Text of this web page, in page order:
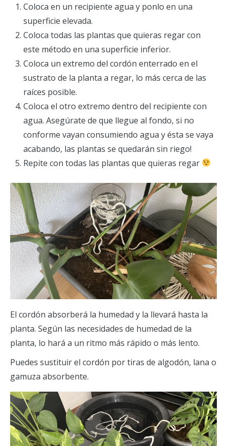
Coloca en un recipiente agua y ponlo en una
superficie elevada.
Coloca todas las plantas que quieras regar con
este método en una superficie inferior.
Coloca un extremo del cordón enterrado en el
sustrato de la planta a regar, lo más cerca de las
raíces posible.
Coloca el otro extremo dentro del recipiente con
agua. Asegúrate de que llegue al fondo, si no
conforme vayan consumiendo agua y ésta se vaya
acabando, las plantas se quedarán sin riego!
Repite con todas las plantas que quieras regar
El cordón absorberá la humedad y la llevará hasta la
planta. Según las necesidades de humedad de la
planta, lo hará a un ritmo más rápido o más lento.
Puedes sustituir el cordón por tiras de algodón, lana o
gamuza absorbente.